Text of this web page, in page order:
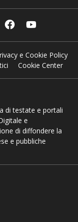
e Cookie Policy
Cookie Center
di testate e portali
e
di diffondere la
e pubbliche